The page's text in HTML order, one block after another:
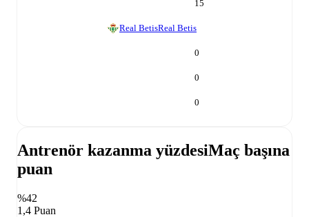
15
Real BetisReal Betis
0
0
0
Antrenör kazanma yüzdesiMaç başına
puan
%42
1,4 Puan